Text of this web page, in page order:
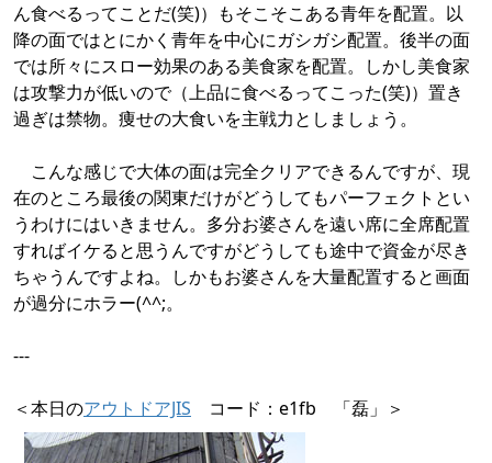
ん食べるってことだ(笑)）もそこそこある青年を配置。以
降の面ではとにかく青年を中心にガシガシ配置。後半の面
では所々にスロー効果のある美食家を配置。しかし美食家
は攻撃力が低いので（上品に食べるってこった(笑)）置き
過ぎは禁物。痩せの大食いを主戦力としましょう。
こんな感じで大体の面は完全クリアできるんですが、現
在のところ最後の関東だけがどうしてもパーフェクトとい
うわけにはいきません。多分お婆さんを遠い席に全席配置
すればイケると思うんですがどうしても途中で資金が尽き
ちゃうんですよね。しかもお婆さんを大量配置すると画面
が過分にホラー(^^;。
---
＜本日のアウトドアJIS コード：e1fb 「磊」＞